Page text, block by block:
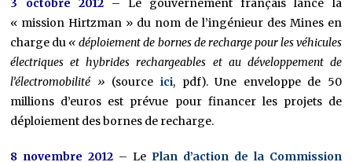
3 octobre 2012– Le gouvernement français lance la
« mission Hirtzman » du nom de l’ingénieur des Mines en
charge du «déploiement de bornes de recharge pour les véhicules
électriques et hybrides rechargeables et au développement de
l’électromobilité » (source ici, pdf). Une enveloppe de 50
millions d’euros est prévue pour financer les projets de
déploiement des bornes de recharge.
8 novembre 2012 – Le Plan d’action de la Commission